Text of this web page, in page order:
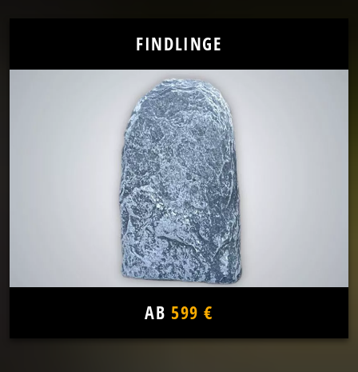
FINDLINGE
AB 599 €